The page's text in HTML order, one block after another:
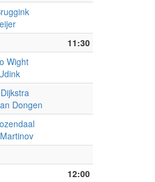
11:30
Wight
Dongen
12:00